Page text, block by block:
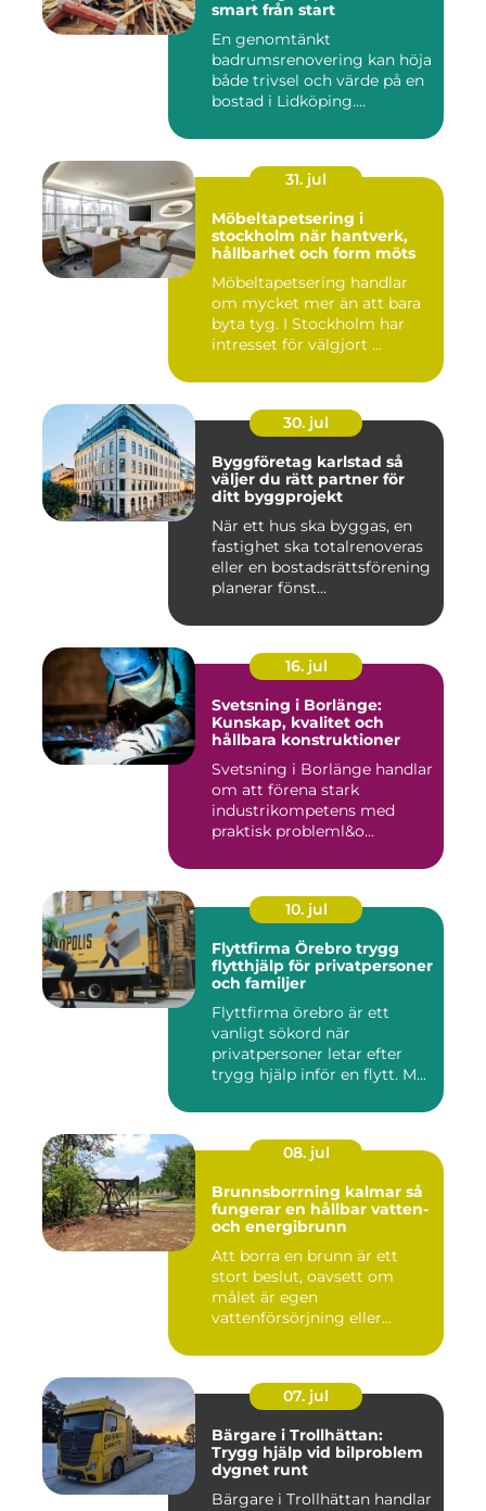
smart från start
En genomtänkt
badrumsrenovering kan höja
både trivsel och värde på en
bostad i Lidköping.
31. jul
Möbeltapetsering i
stockholm när hantverk,
hållbarhet och form möts
Möbeltapetsering handlar
om mycket mer än att bara
byta tyg. I Stockholm har
intresset för välgjort ...
30. jul
Byggföretag karlstad så
väljer du rätt partner för
ditt byggprojekt
När ett hus ska byggas, en
fastighet ska totalrenoveras
eller en bostadsrättsförening
planerar fönst...
16. jul
Svetsning i Borlänge:
Kunskap, kvalitet och
hållbara konstruktioner
Svetsning i Borlänge handlar
om att förena stark
industrikompetens med
praktisk probleml&o...
10. jul
Flyttfirma Örebro trygg
flytthjälp för privatpersoner
och familjer
Flyttfirma örebro är ett
vanligt sökord när
privatpersoner letar efter
trygg hjälp inför en flytt. M...
08. jul
Brunnsborrning kalmar så
fungerar en hållbar vatten-
och energibrunn
Att borra en brunn är ett
stort beslut, oavsett om
målet är egen
vattenförsörjning eller
07. jul
Bärgare i Trollhättan:
Trygg hjälp vid bilproblem
dygnet runt
Bärgare i Trollhättan handlar